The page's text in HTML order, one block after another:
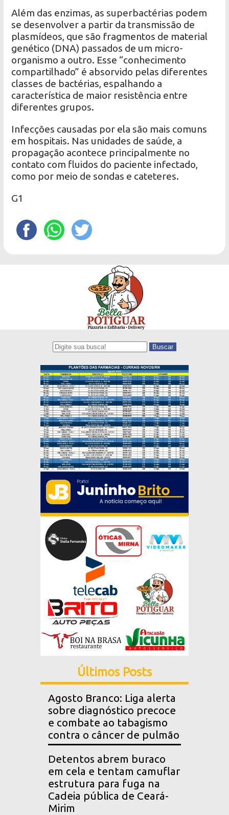
Além das enzimas, as superbactérias podem
se desenvolver a partir da transmissão de
plasmídeos, que são fragmentos de material
genético (DNA) passados de um micro-
organismo a outro. Esse “conhecimento
compartilhado” é absorvido pelas diferentes
classes de bactérias, espalhando a
característica de maior resistência entre
diferentes grupos.
Infecções causadas por ela são mais comuns
em hospitais. Nas unidades de saúde, a
propagação acontece principalmente no
contato com fluidos do paciente infectado,
como por meio de sondas e cateteres.
G1
Buscar
Últimos Posts
Agosto Branco: Liga alerta
sobre diagnóstico precoce
e combate ao tabagismo
contra o câncer de pulmão
Detentos abrem buraco
em cela e tentam camuflar
estrutura para fuga na
Cadeia pública de Ceará-
Mirim